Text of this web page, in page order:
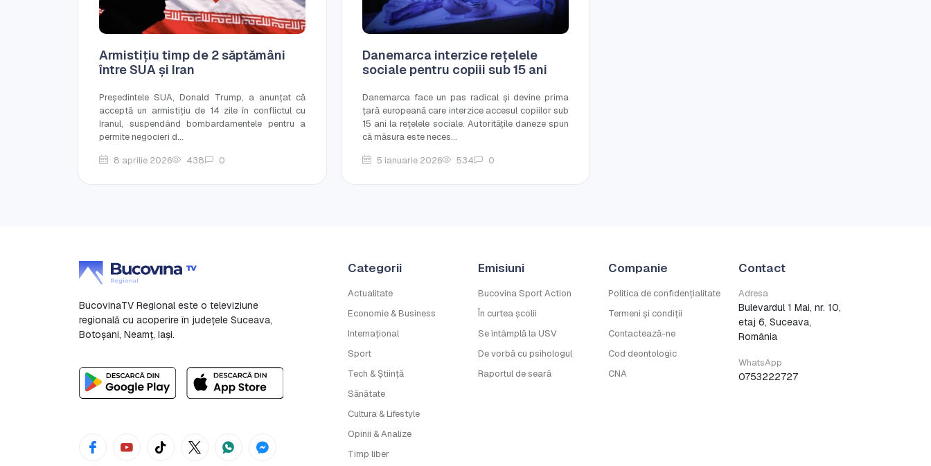
Armistițiu timp de 2 săptămâni
între SUA și Iran
Președintele SUA, Donald Trump, a anunțat că
acceptă un armistițiu de 14 zile în conflictul cu
Iranul, suspendând bombardamentele pentru a
permite negocieri d...
8 aprilie 2026
438 0
Danemarca interzice rețelele
sociale pentru copiii sub 15 ani
Danemarca face un pas radical și devine prima
țară europeană care interzice accesul copiilor sub
15 ani la rețelele sociale. Autoritățile daneze spun
că măsura este neces...
5 ianuarie 2026
534 0
BucovinaTV Regional este o televiziune
regională cu acoperire în județele Suceava,
Botoşani, Neamț, Iași.
Categorii
Actualitate
Economie & Business
Internațional
Sport
Tech & Știință
Sănătate
Cultura & Lifestyle
Opinii & Analize
Timp liber
Emisiuni
Bucovina Sport Action
În curtea școlii
Se întâmplă la USV
De vorbă cu psihologul
Raportul de seară
Companie
Politica de confidențialitate
Termeni și condiții
Contactează-ne
Cod deontologic
CNA
Contact
Adresa
Bulevardul 1 Mai, nr. 10,
etaj 6, Suceava,
România
WhatsApp
0753222727